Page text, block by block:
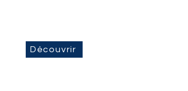
Découvrir